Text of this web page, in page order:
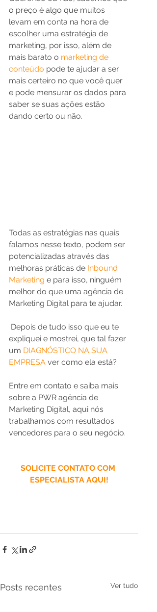
o preço é algo que muitos
levam em conta na hora de
escolher uma estratégia de
marketing, por isso, além de
mais barato o marketing de
conteúdo pode te ajudar a ser
mais certeiro no que você quer
e pode mensurar os dados para
saber se suas ações estão
dando certo ou não.
Todas as estratégias nas quais
falamos nesse texto, podem ser
potencializadas através das
melhoras práticas de Inbound
Marketing e para isso, ninguém
melhor do que uma agência de
Marketing Digital para te ajudar.
expliquei e mostrei, que tal fazer
um DIAGNÓSTICO NA SUA
EMPRESA ver como ela está?
Entre em contato e saiba mais
sobre a PWR agência de
Marketing Digital, aqui nós
trabalhamos com resultados
vencedores para o seu negócio.
SOLICITE CONTATO COM
ESPECIALISTA AQUI!
Posts recentes Ver tudo